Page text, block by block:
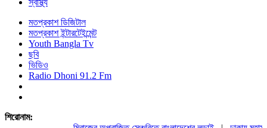
স্বাস্থ্য
মতপ্রকাশ ডিজিটাল
মতপ্রকাশ ইন্টারটেইন্মেন্ট
Youth Bangla Tv
ছবি
ভিডিও
Radio Dhoni 91.2 Fm
শিরোনাম: